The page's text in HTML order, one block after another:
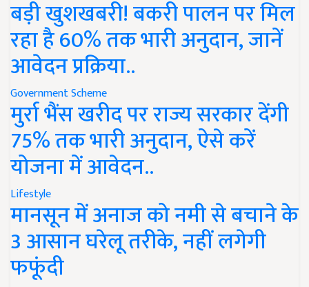
बड़ी खुशखबरी! बकरी पालन पर मिल
रहा है 60% तक भारी अनुदान, जानें
आवेदन प्रक्रिया..
Government Scheme
मुर्रा भैंस खरीद पर राज्य सरकार देंगी
75% तक भारी अनुदान, ऐसे करें
योजना में आवेदन..
Lifestyle
मानसून में अनाज को नमी से बचाने के
3 आसान घरेलू तरीके, नहीं लगेगी
फफूंदी